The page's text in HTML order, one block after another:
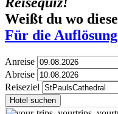
Weißt du wo
Für die
Anreise
Abreise
Reiseziel
Hotel suchen